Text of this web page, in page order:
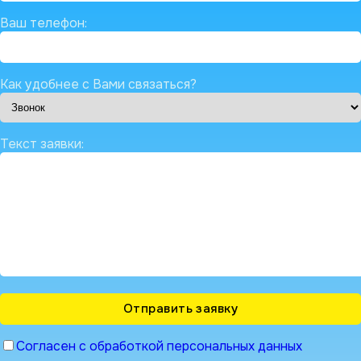
Ваш телефон:
Как удобнее с Вами связаться?
Текст заявки:
Согласен с обработкой персональных данных